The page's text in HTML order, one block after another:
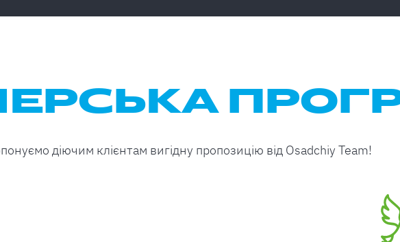
діючим клієнтам вигідну пропозицію від Osadchiy Team!